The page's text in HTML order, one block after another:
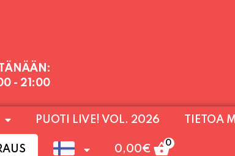
- 21:00
JONKA JÄLKEEN OLEMME AVOINNA
LÄMPIMÄSTI TERVETULOA!
PUOTI LIVE! VOL. 2026 TIETOA
0,00€
0